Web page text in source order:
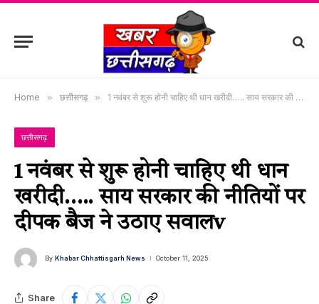
Home » छत्तीसगढ़ » 1 नवंबर से शुरू होनी चाहिए थी धान खरीदी….. साय सरकार की नीतियों पर दीपक बैज ने उठाए सवालv
छत्तीसगढ़
1 नवंबर से शुरू होनी चाहिए थी धान
खरीदी….. साय सरकार की नीतियों पर
दीपक बैज ने उठाए सवालv
By Khabar Chhattisgarh News October 11, 2025
Share